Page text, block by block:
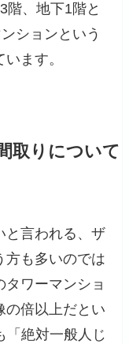
階、地下1階と
ションという
ます。
取りについて
と言われる、ザ
方も多いのでは
ワーマンショ
の倍以上だとい
「絶対一般人じ